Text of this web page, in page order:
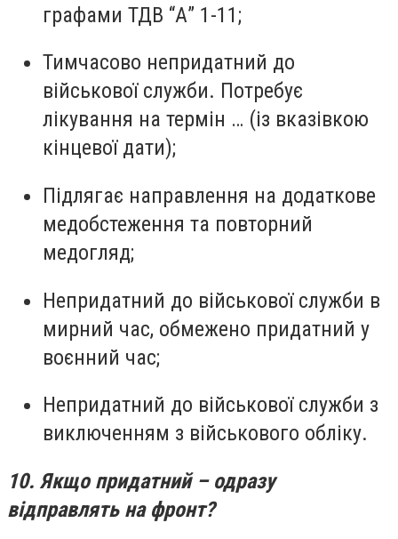
графами ТДВ “А” 1-11;
Тимчасово непридатний до
військової служби. Потребує
лікування на термін … (із вказівкою
кінцевої дати);
Підлягає направлення на додаткове
медобстеження та повторний
медогляд;
Непридатний до військової служби в
мирний час, обмежено придатний у
воєнний час;
Непридатний до військової служби з
виключенням з військового обліку.
10. Якщо придатний – одразу
відправлять на фронт?